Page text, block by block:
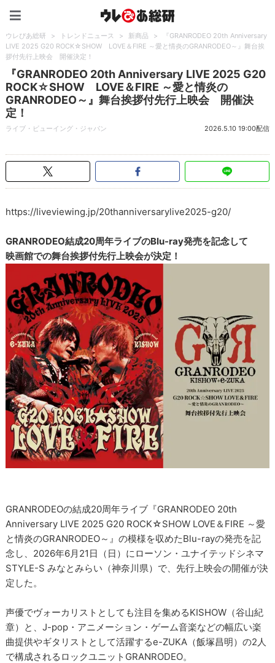
ウレぴあ総研 > トレンドニュース > 新商品 >
『GRANRODEO 20th Anniversary
LIVE 2025 G20 ROCK☆SHOW LOVE＆FIRE ～愛と情炎のGRANRODEO～』舞台挨
拶付先行上映会 開催決定！
『GRANRODEO 20th Anniversary LIVE 2025 G20
ROCK☆SHOW LOVE＆FIRE ～愛と情炎の
GRANRODEO～』舞台挨拶付先行上映会 開催決
定！
ライブ・ビューイング・ジャパン 2026.5.10 19:00配信
https://liveviewing.jp/20thanniversarylive2025-g20/
GRANRODEO結成20周年ライブのBlu-ray発売を記念して
映画館での舞台挨拶付先行上映会が決定！
GRANRODEOの結成20周年ライブ『GRANRODEO 20th
Anniversary LIVE 2025 G20 ROCK☆SHOW LOVE＆FIRE ～愛
と情炎のGRANRODEO～』の模様を収めたBlu-rayの発売を記
念し、2026年6月21日（日）にローソン・ユナイテッドシネマ
STYLE-S みなとみらい（神奈川県）で、先行上映会の開催が決
定した。
声優でヴォーカリストとしても注目を集めるKISHOW（谷山紀
章）と、J-pop・アニメーション・ゲーム音楽などの幅広い楽
曲提供やギタリストとして活躍するe-ZUKA（飯塚昌明）の2人
で構成されるロックユニットGRANRODEO。